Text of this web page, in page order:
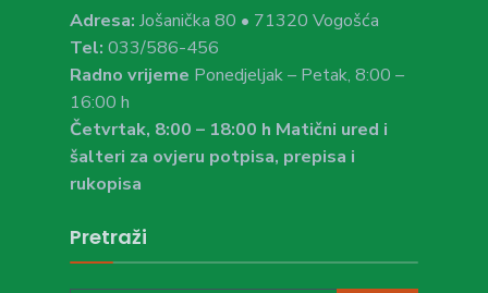
Adresa: Jošanička 80 • 71320 Vogošća
Tel: 033/586-456
Radno vrijeme Ponedjeljak – Petak, 8:00 –
16:00 h
Četvrtak, 8:00 – 18:00 h Matični ured i
šalteri za ovjeru potpisa, prepisa i
rukopisa
Pretraži